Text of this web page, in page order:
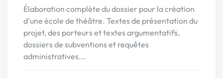
Élaboration complète du dossier pour la création
d'une école de théâtre. Textes de présentation du
projet, des porteurs et textes argumentatifs,
dossiers de subventions et requêtes
administratives...